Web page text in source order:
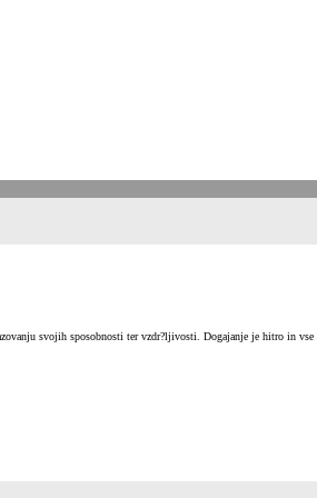
svojih sposobnosti ter vzdr?ljivosti. Dogajanje je hitro in